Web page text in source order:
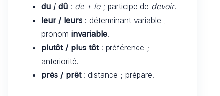
du / dû : de + le; participe de devoir.
leur / leurs : déterminant variable ;
pronom invariable.
plutôt / plus tôt: préférence ;
antériorité.
près / prêt: distance ; préparé.